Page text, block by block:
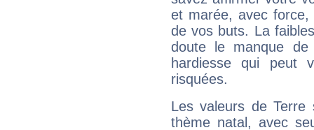
et marée, avec
de vos buts. La
doute le manque
hardiesse qui peut
risquées.
Les valeurs de Terre
thème natal, avec